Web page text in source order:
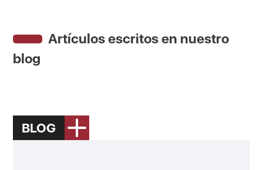
Artículos escritos en nuestro
blog
BLOG